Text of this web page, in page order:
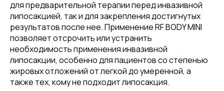
для предварительной терапии перед инвазивной
липосакцией, так и для закрепления достигнутых
результатов после нее. Применение RF BODY MINI
позволяет отсрочить или устранить
необходимость применения инвазивной
липосакции, особенно для пациентов со степенью
жировых отложений от легкой до умеренной, а
также тех, кому не подходит липосакция.